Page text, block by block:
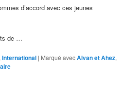
d’accord avec ces jeunes
de …
,International | Marqué avecAlvan et Ahez,